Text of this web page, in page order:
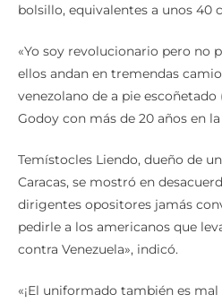
bolsillo, equivalentes a unos 40
«Yo soy revolucionario pero no
ellos andan en tremendas
venezolano de a pie escoñetado
Godoy con más de 20 años en
Temístocles Liendo, dueño de
Caracas, se mostró en
dirigentes opositores jamás
pedirle a los americanos que
contra Venezuela», indicó.
«¡El uniformado también es mal